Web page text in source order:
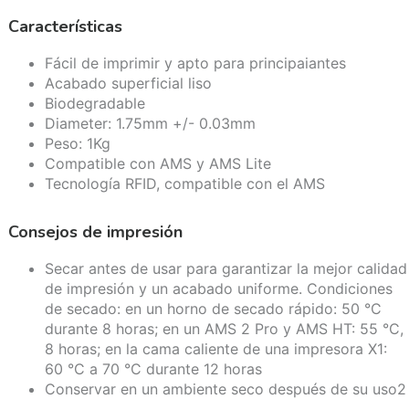
Características
Fácil de imprimir y apto para principaiantes
Acabado superficial liso
Biodegradable
Diameter: 1.75mm +/- 0.03mm
Peso: 1Kg
Compatible con AMS y AMS Lite
Tecnología RFID, compatible con el AMS
Consejos de impresión
Secar antes de usar para garantizar la mejor calidad
de impresión y un acabado uniforme. Condiciones
de secado: en un horno de secado rápido: 50 °C
durante 8 horas; en un AMS 2 Pro y AMS HT: 55 °C,
8 horas; en la cama caliente de una impresora X1:
60 °C a 70 °C durante 12 horas
Conservar en un ambiente seco después de su uso2